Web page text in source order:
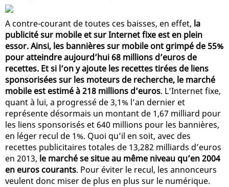
A contre-courant de toutes ces baisses, en effet, la
publicité sur mobile et sur Internet fixe est en plein
essor. Ainsi, les bannières sur mobile ont grimpé de 55%
pour atteindre aujourd’hui 68 millions d’euros de
recettes. Et si l’on y ajoute les recettes tirées de liens
sponsorisées sur les moteurs de recherche, le marché
mobile est estimé à 218 millions d’euros. L’Internet fixe,
quant à lui, a progressé de 3,1% l’an dernier et
représente désormais un montant de 1,67 milliard pour
les liens sponsorisés et 640 millions pour les bannières,
en léger recul de 1%. Quoi qu’il en soit, avec des
recettes publicitaires totales de 13,282 milliards d’euros
en 2013, le marché se situe au même niveau qu’en 2004
en euros courants. Pour éviter le recul, les annonceurs
veulent donc miser de plus en plus sur le numérique.